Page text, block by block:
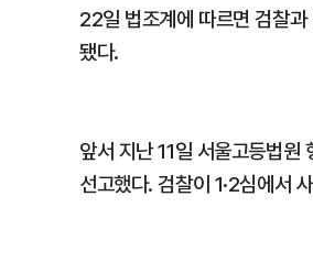
22일 법조계에 따르면 검찰
됐다.
앞서 지난 11일 서울고등법
선고했다. 검찰이 1·2심에서